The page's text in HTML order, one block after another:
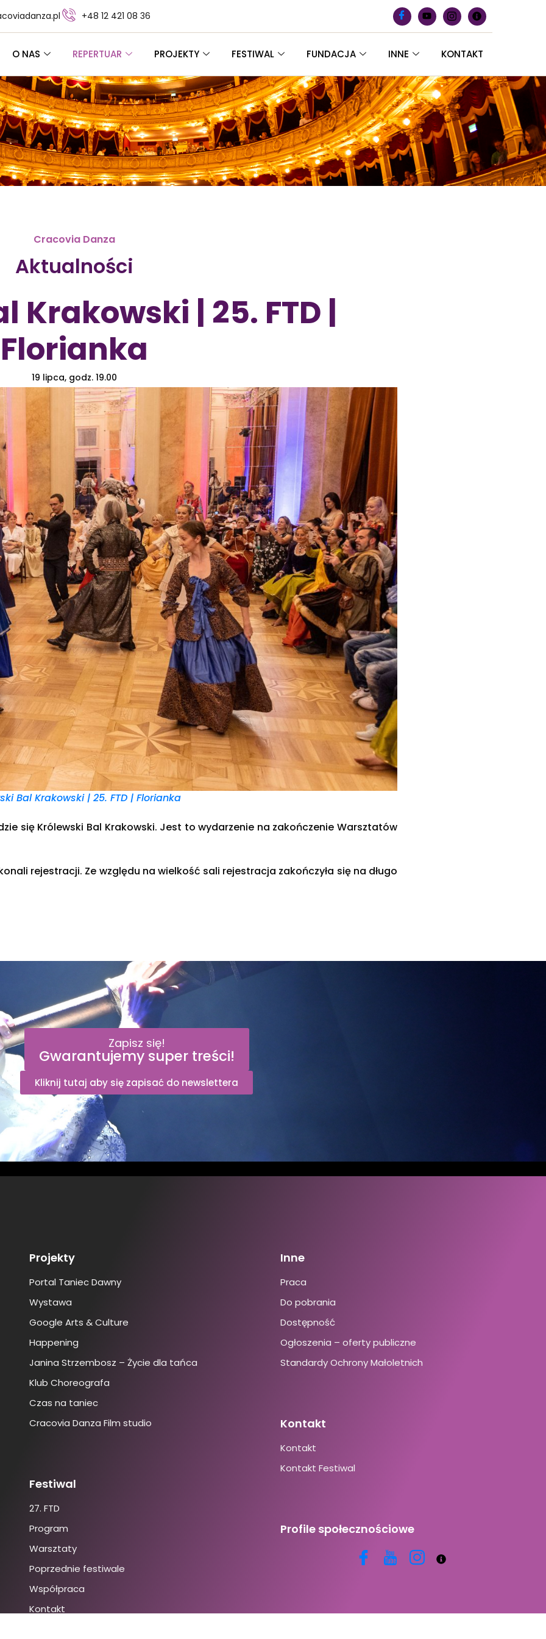
+48 12 421 08 36
O NAS REPERTUAR PROJEKTY FESTIWAL FUNDACJA INNE KONTAKT
Cracovia Danza
Aktualności
Krakowski | 25. FTD |
Florianka
19 lipca, godz. 19.00
Bal Krakowski | 25. FTD | Florianka
się Królewski Bal Krakowski. Jest to wydarzenie na zakończenie Warsztatów
rejestracji. Ze względu na wielkość sali rejestracja zakończyła się na długo
Zapisz się!
Gwarantujemy super treści!
Kliknij tutaj aby się zapisać do newslettera
Projekty
Portal Taniec Dawny
Wystawa
Google Arts & Culture
Happening
Janina Strzembosz – Życie dla tańca
Klub Choreografa
Czas na taniec
Cracovia Danza Film studio
Festiwal
27. FTD
Program
Warsztaty
Poprzednie festiwale
Współpraca
Kontakt
Inne
Praca
Do pobrania
Dostępność
Ogłoszenia – oferty publiczne
Standardy Ochrony Małoletnich
Kontakt
Kontakt
Kontakt Festiwal
Profile społecznościowe